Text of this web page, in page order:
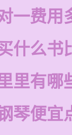
一费用
什么书
里有哪
琴便宜